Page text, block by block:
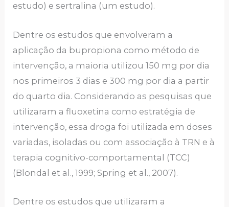
estudo) e sertralina (um estudo).
Dentre os estudos que envolveram a
aplicação da bupropiona como método de
intervenção, a maioria utilizou 150 mg por dia
nos primeiros 3 dias e 300 mg por dia a partir
do quarto dia. Considerando as pesquisas que
utilizaram a fluoxetina como estratégia de
intervenção, essa droga foi utilizada em doses
variadas, isoladas ou com associação à TRN e à
terapia cognitivo-comportamental (TCC)
(Blondal et al., 1999; Spring et al., 2007).
Dentre os estudos que utilizaram a